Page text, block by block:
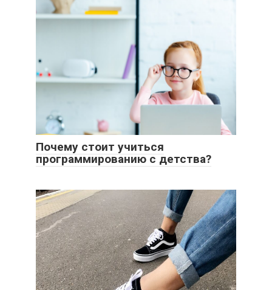
Почему стоит учиться
программированию с детства?